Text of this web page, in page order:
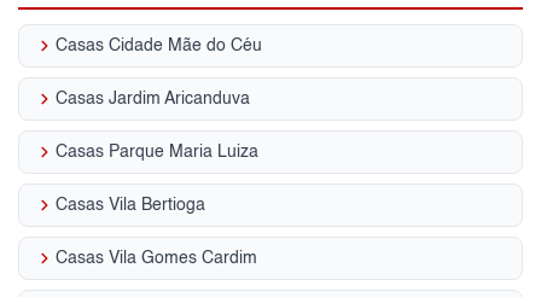
keyboard_arrow_right Casas Cidade Mãe do Céu
keyboard_arrow_right Casas Jardim Aricanduva
keyboard_arrow_right Casas Parque Maria Luiza
keyboard_arrow_right Casas Vila Bertioga
keyboard_arrow_right Casas Vila Gomes Cardim